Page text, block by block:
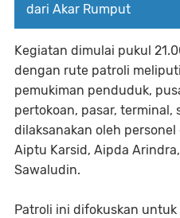
dari Akar Rumput
Kegiatan dimulai pukul
dengan rute patroli
pemukiman penduduk,
pertokoan, pasar, terminal,
dilaksanakan oleh
Aiptu Karsid, Aipda
Sawaludin.
Patroli ini difokuskan